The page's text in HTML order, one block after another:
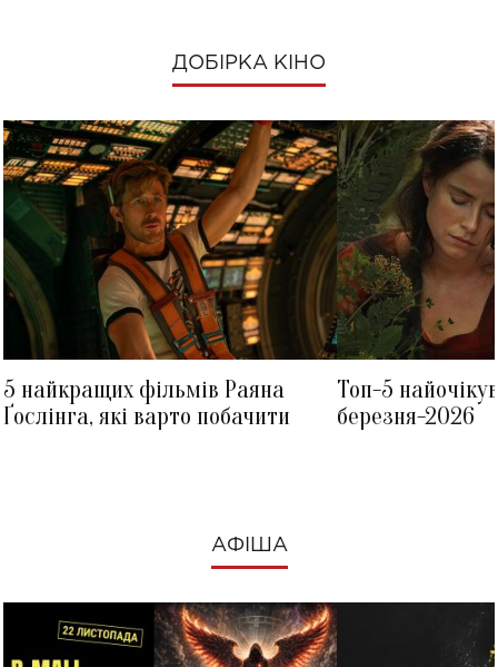
ДОБІРКА КІНО
5 найкращих фільмів Раяна
Ґослінга, які варто побачити
Топ-5
березня-2026
АФІША